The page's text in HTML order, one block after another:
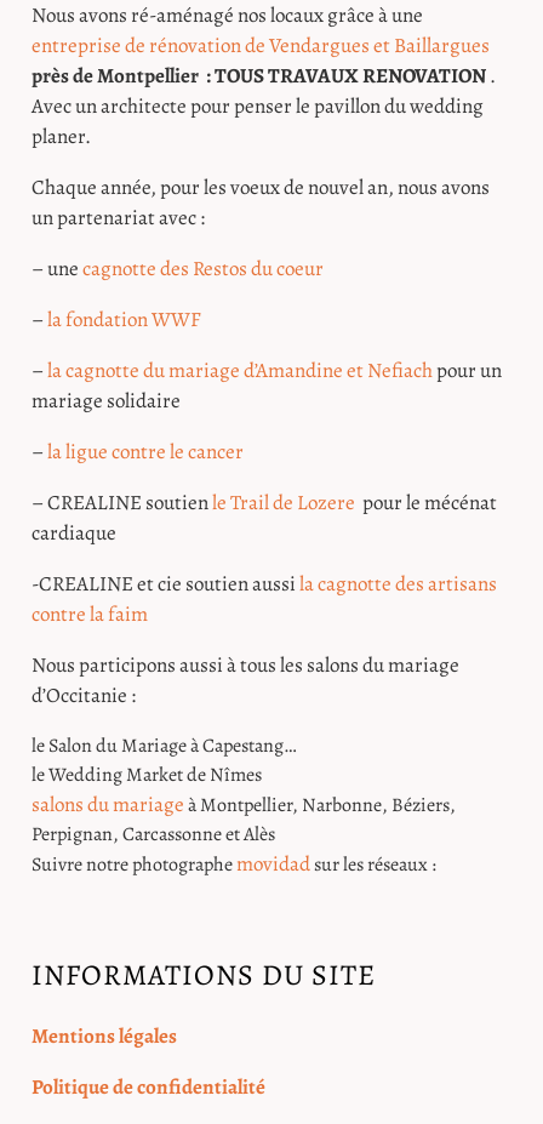
Nous avons ré-aménagé nos locaux grâce à une
entreprise de rénovation de Vendargues et Baillargues
près de Montpellier : TOUS TRAVAUX RENOVATION.
Avec un architecte pour penser le pavillon du wedding
planer.
Chaque année, pour les voeux de nouvel an, nous avons
un partenariat avec :
– unecagnotte des Restos du coeur
–la fondation WWF
–la cagnotte du mariage d’Amandine et Nefiachpour un
mariage solidaire
–la ligue contre le cancer
– CREALINE soutienle Trail de Lozere pour le mécénat
cardiaque
-CREALINE et cie soutien aussila cagnotte des artisans
contre la faim
Nous participons aussi à tous les salons du mariage
d’Occitanie :
le Salon du Mariage à Capestang…
le Wedding Market de Nîmes
salons du mariageà Montpellier, Narbonne, Béziers,
Perpignan, Carcassonne et Alès
Suivre notre photographemovidadsur les réseaux :
INFORMATIONS DU SITE
Mentions légales
Politique de confidentialité